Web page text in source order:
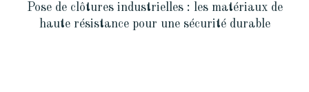
Pose de clôtures industrielles : les matériaux de
haute résistance pour une sécurité durable